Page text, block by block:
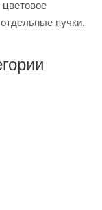
пучки.